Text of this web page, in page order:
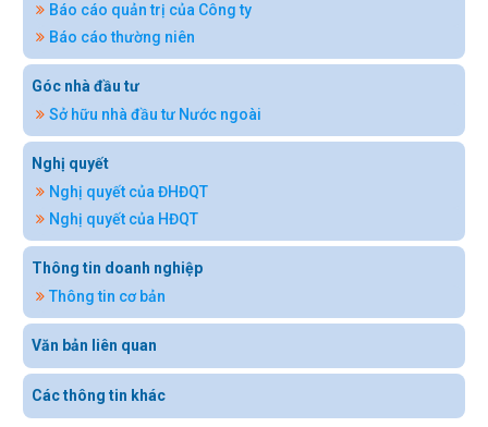
Báo cáo quản trị của Công ty
Báo cáo thường niên
Góc nhà đầu tư
Sở hữu nhà đầu tư Nước ngoài
Nghị quyết
Nghị quyết của ĐHĐQT
Nghị quyết của HĐQT
Thông tin doanh nghiệp
Thông tin cơ bản
Văn bản liên quan
Các thông tin khác